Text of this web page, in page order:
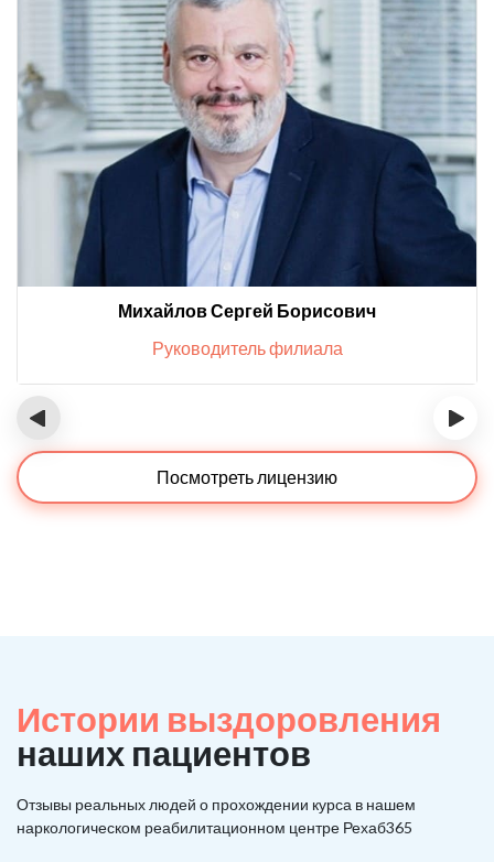
Михайлов Сергей Борисович
Руководитель филиала
‹ ›
Посмотреть лицензию
Истории выздоровления
наших пациентов
Отзывы реальных людей о прохождении курса в нашем
наркологическом реабилитационном центре Рехаб365